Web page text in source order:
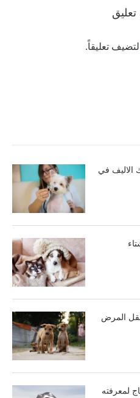
تعليق
لتضيف تعليقاً.
الاليف في
7 حيوانات تنقل المرض
لمعرفته